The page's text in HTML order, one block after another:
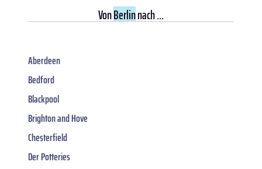
VonBerlinnach ...
Aberdeen
Bedford
Blackpool
Brighton and Hove
Chesterfield
Der Potteries